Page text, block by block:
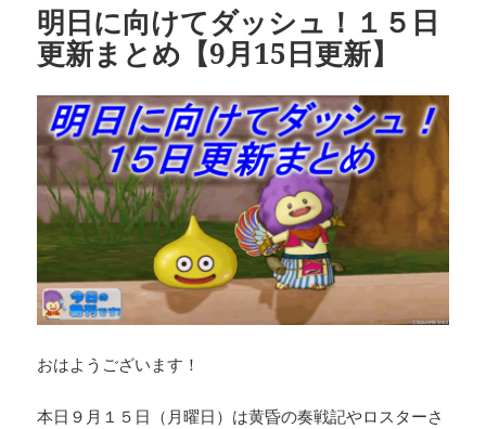
ー
明日に向けてダッシュ！１５日
更新まとめ【9月15日更新】
おはようございます！
本日９月１５日（月曜日）は黄昏の奏戦記やロスターさ